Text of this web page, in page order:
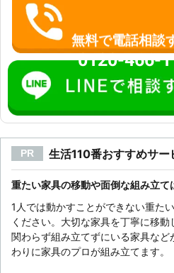
無料で電話相談
0120-466-
PR 生活110番おすすめサー
重たい家具の移動や面倒な組み立て
1人では動かすことができない重た
ください。大切な家具を丁寧に移
関わらず組み立てずにいる家具な
わりに家具のプロが組み立てます。